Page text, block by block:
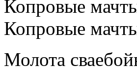
Копровые
Копровые
Молота